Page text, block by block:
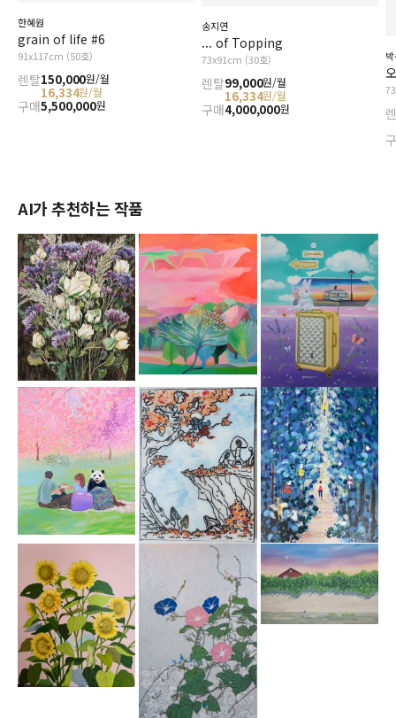
한혜원
grain of life #6
91x117cm (50호)
렌탈150,000원/월
16,334원/월
구매5,500,000원
송지연
... of Topping
73x91cm (30호)
렌탈99,000원/월
16,334원/월
구매4,000,000원
AI가 추천하는 작품